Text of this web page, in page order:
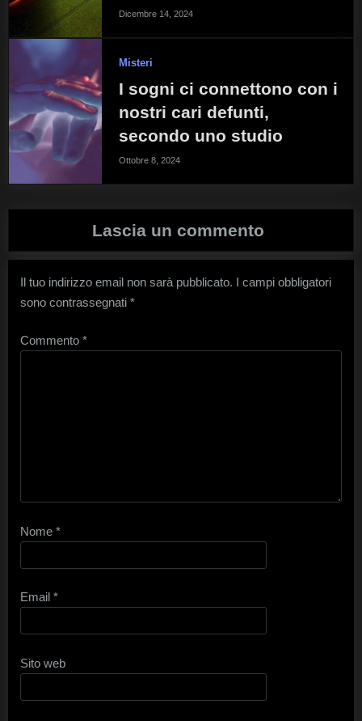
Dicembre 14, 2024
Misteri
I sogni ci connettono con i
nostri cari defunti,
secondo uno studio
Ottobre 8, 2024
Lascia un commento
Il tuo indirizzo email non sarà pubblicato. I campi obbligatori
sono contrassegnati *
Commento *
Nome *
Email *
Sito web